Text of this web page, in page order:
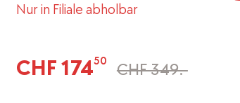
Nur in Filiale abholbar
CHF 17450 CHF 349.-